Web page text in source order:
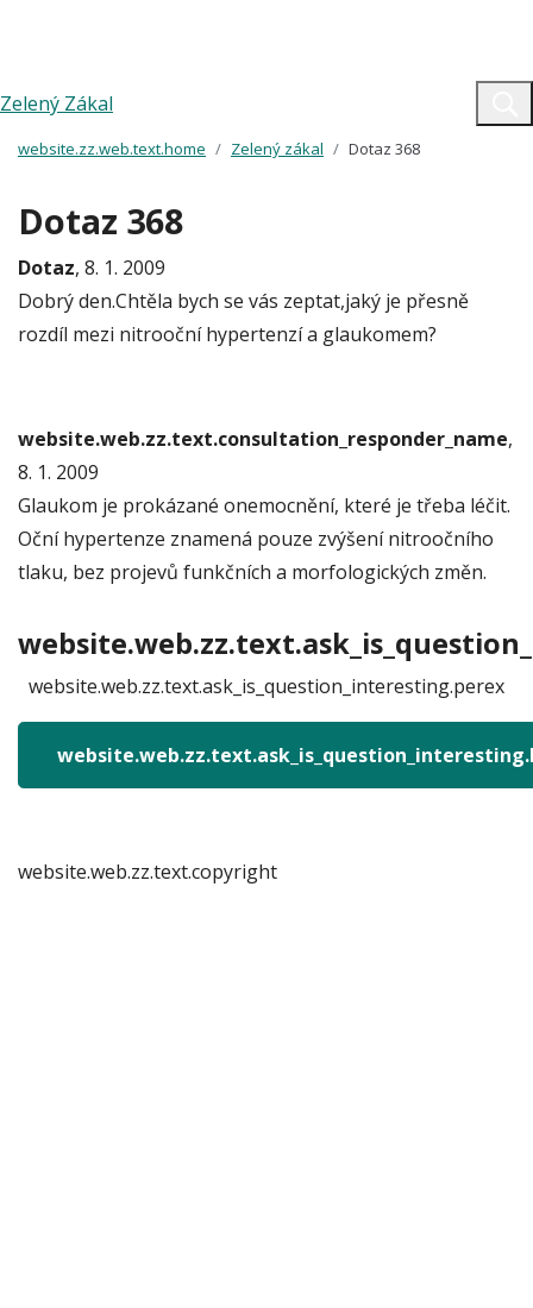
Zelený Zákal
website.zz.web.text.home Zelený zákal Dotaz 368
Dotaz 368
Dotaz, 8. 1. 2009
Dobrý den.Chtěla bych se vás zeptat,jaký je přesně
rozdíl mezi nitrooční hypertenzí a glaukomem?
website.web.zz.text.consultation_responder_name,
8. 1. 2009
Glaukom je prokázané onemocnění, které je třeba léčit.
Oční hypertenze znamená pouze zvýšení nitroočního
tlaku, bez projevů funkčních a morfologických změn.
website.web.zz.text.ask_is_question_interesting.perex
website.web.zz.text.copyright